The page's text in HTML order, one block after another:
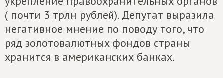
( почти 3 трлн рублей). Депутат выразила
негативное мнение по поводу того, что
ряд золотовалютных фондов страны
хранится в американских банках.